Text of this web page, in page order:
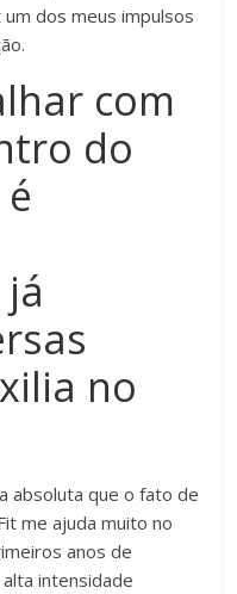
dos meus impulsos
com
do
no
absoluta que o fato de
me ajuda muito no
anos de
intensidade